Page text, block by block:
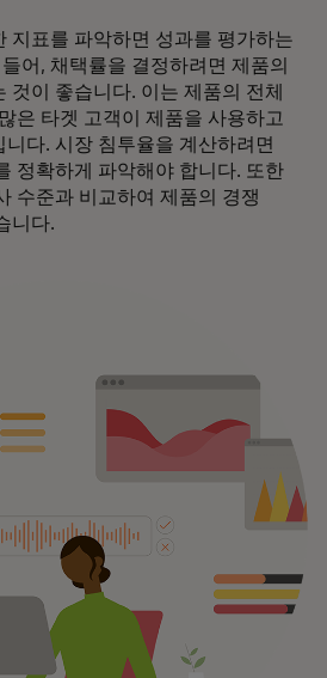
지표를 파악하면 성과를 평가하는
어, 채택률을 결정하려면 제품의
것이 좋습니다. 이는 제품의 전체
은 타겟 고객이 제품을 사용하고
다. 시장 침투율을 계산하려면
정확하게 파악해야 합니다. 또한
수준과 비교하여 제품의 경쟁
니다.